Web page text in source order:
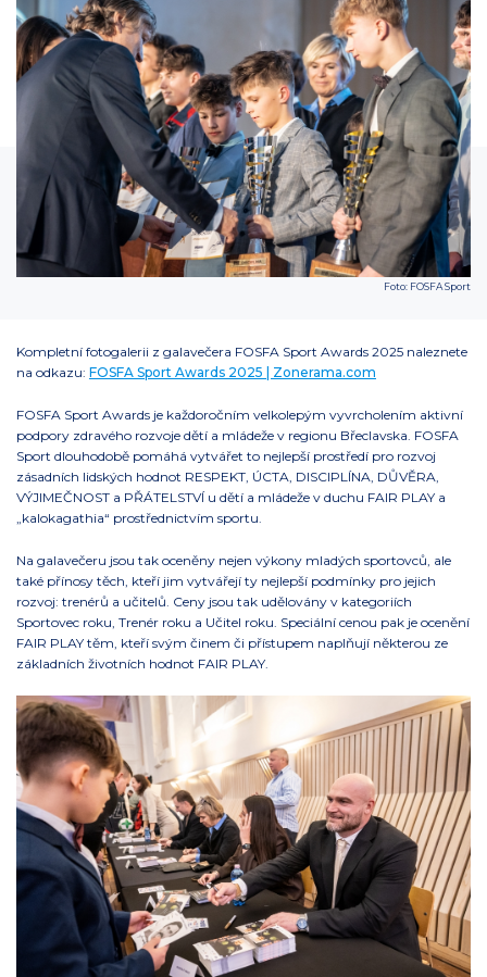
Foto: FOSFA Sport
Kompletní fotogalerii z galavečera FOSFA Sport Awards 2025 naleznete
na odkazu: FOSFA Sport Awards 2025 | Zonerama.com
FOSFA Sport Awards je každoročním velkolepým vyvrcholením aktivní
podpory zdravého rozvoje dětí a mládeže v regionu Břeclavska. FOSFA
Sport dlouhodobě pomáhá vytvářet to nejlepší prostředí pro rozvoj
zásadních lidských hodnot RESPEKT, ÚCTA, DISCIPLÍNA, DŮVĚRA,
VÝJIMEČNOST a PŘÁTELSTVÍ u dětí a mládeže v duchu FAIR PLAY a
„kalokagathia“ prostřednictvím sportu.
Na galavečeru jsou tak oceněny nejen výkony mladých sportovců, ale
také přínosy těch, kteří jim vytvářejí ty nejlepší podmínky pro jejich
rozvoj: trenérů a učitelů. Ceny jsou tak udělovány v kategoriích
Sportovec roku, Trenér roku a Učitel roku. Speciální cenou pak je ocenění
FAIR PLAY těm, kteří svým činem či přístupem naplňují některou ze
základních životních hodnot FAIR PLAY.